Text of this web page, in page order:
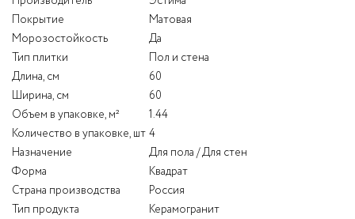
Покрытие
Матовая
Морозостойкость
Да
Тип плитки
Пол и стена
Длина, см
60
Ширина, см
60
Объем в упаковке, м²
1.44
Количество в упаковке, шт 4
Назначение
Для пола / Для стен
Форма
Квадрат
Страна производства
Россия
Тип продукта
Керамогранит